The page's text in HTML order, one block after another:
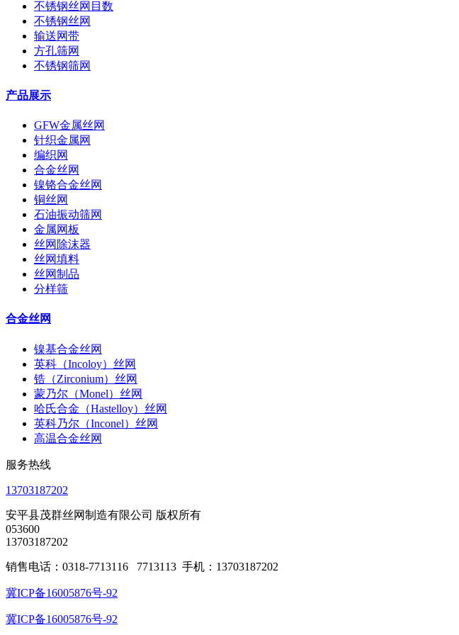
不锈钢丝网目数
不锈钢丝网
输送网带
方孔筛网
不锈钢筛网
产品展示
GFW金属丝网
针织金属网
编织网
合金丝网
镍铬合金丝网
铜丝网
石油振动筛网
金属网板
丝网除沫器
丝网填料
丝网制品
分样筛
合金丝网
镍基合金丝网
英科（Incoloy）丝网
锆（Zirconium）丝网
蒙乃尔（Monel）丝网
哈氏合金（Hastelloy）丝网
英科乃尔（Inconel）丝网
高温合金丝网
服务热线
13703187202
安平县茂群丝网制造有限公司 版权所有
053600
13703187202
销售电话：0318-7713116 7713113 手机：13703187202
冀ICP备16005876号-92
冀ICP备16005876号-92